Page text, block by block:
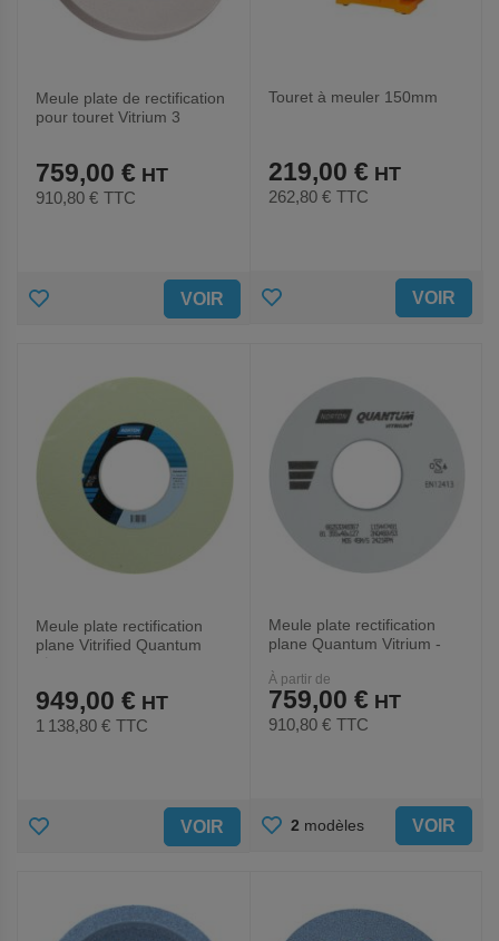
Meule plate de rectification
pour touret Vitrium 3
759,00 €
910,80 € TTC
AJOUTER
FAVORIS
VOIR
Touret à meuler 150mm
219,00 €
262,80 € TTC
AJOUTER VOIR
Meule plate rectification
plane Vitrified Quantum
949,00 €
1 138,80 € TTC
AJOUTER
FAVORIS
VOIR
Meule plate rectification
plane Quantum Vitrium -
À partir de
759,00 €
910,80 € TTC
AJOUTER
2 modèles VOIR